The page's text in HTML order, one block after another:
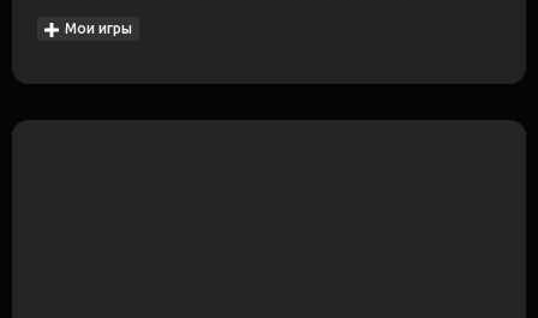
Мои игры